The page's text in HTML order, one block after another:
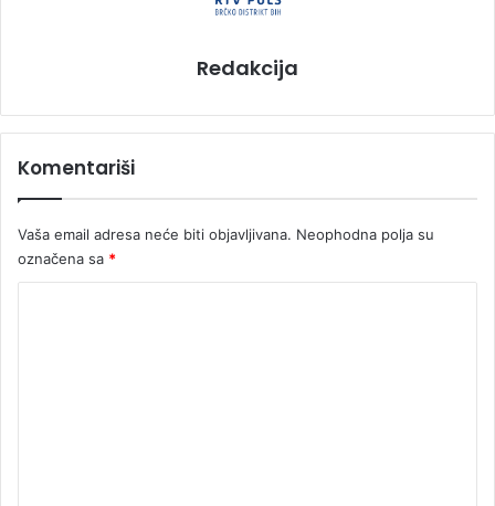
Redakcija
Komentariši
Vaša email adresa neće biti objavljivana. Neophodna polja su
označena sa *